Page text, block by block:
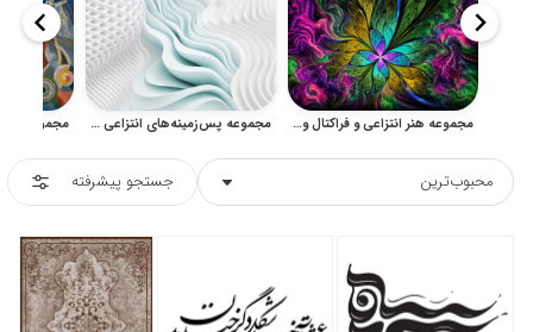
مجموعه هنر انتزاعی و فراکتال وال‌آرت و پترن‌های رنگی برای چاپ مجموعه پس‌زمینه‌های انتزاعی سه‌بعدی سفید و معماری مدرن
محبوب‌ترین جستجو پیشرفته
کسب درآمد از فروش تصاویر
021 28428845
تماس با ما
بلاگ پارس استاک